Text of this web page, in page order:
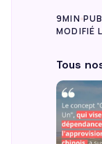
9MIN
MODIFIÉ
Tous